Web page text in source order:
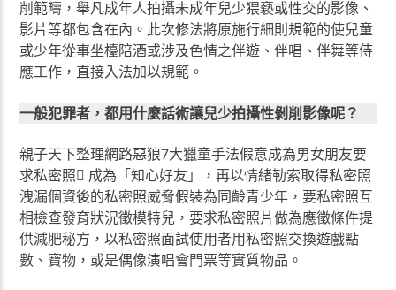
削範疇，舉凡成年人拍攝未成年兒少猥褻或性交的影像、
影片等都包含在內。此次修法將原施行細則規範的使兒童
或少年從事坐檯陪酒或涉及色情之伴遊、伴唱、伴舞等侍
應工作，直接入法加以規範。
一般犯罪者，都用什麼話術讓兒少拍攝性剝削影像呢？
親子天下整理網路惡狼7大獵童手法假意成為男女朋友要
求私密照 成為「知心好友」，再以情緒勒索取得私密照
洩漏個資後的私密照威脅假裝為同齡青少年，要私密照互
相檢查發育狀況徵模特兒，要求私密照片做為應徵條件提
供減肥秘方，以私密照面試使用者用私密照交換遊戲點
數、寶物，或是偶像演唱會門票等實質物品。